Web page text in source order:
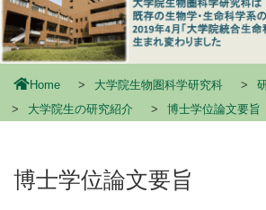
Home 大学院生物圏科学研究科
大学院生の研究紹介
博士学位論文要旨
博士学位論文要旨